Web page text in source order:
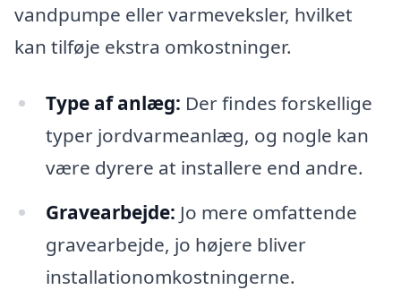
vandpumpe eller varmeveksler, hvilket
kan tilføje ekstra omkostninger.
Type af anlæg: Der findes forskellige
typer jordvarmeanlæg, og nogle kan
være dyrere at installere end andre.
Gravearbejde: Jo mere omfattende
gravearbejde, jo højere bliver
installationomkostningerne.